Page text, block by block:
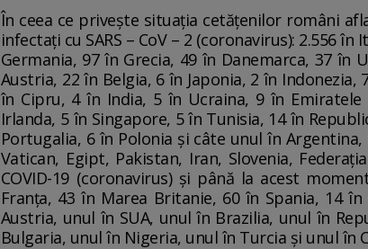
În ceea ce privește situația cetățenilor români
infectați cu SARS – CoV – 2 (coronavirus): 2.556
Germania, 97 în Grecia, 49 în Danemarca, 37 în
Austria, 22 în Belgia, 6 în Japonia, 2 în
în Cipru, 4 în India, 5 în Ucraina, 9 în
Irlanda, 5 în Singapore, 5 în Tunisia, 14 în
Portugalia, 6 în Polonia și câte unul în
Vatican, Egipt, Pakistan, Iran, Slovenia,
COVID-19 (coronavirus) și până la acest
Franța, 43 în Marea Britanie, 60 în Spania, 14
Austria, unul în SUA, unul în Brazilia, unul în
Bulgaria, unul în Nigeria, unul în Turcia și unul în